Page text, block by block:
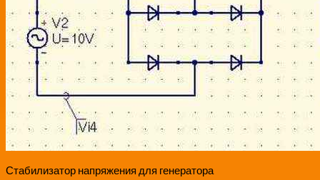
Стабилизатор напряжения для генератора